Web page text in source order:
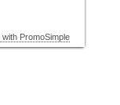
PromoSimple